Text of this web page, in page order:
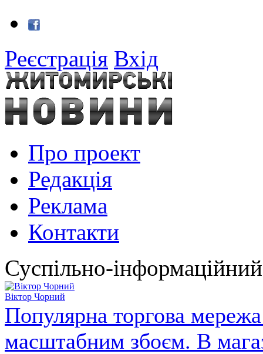
Реєстрація Вхід
Про проект
Редакція
Реклама
Контакти
Суспільно-
Віктор Чорний
Популярна торгова
масштабним збоєм. В